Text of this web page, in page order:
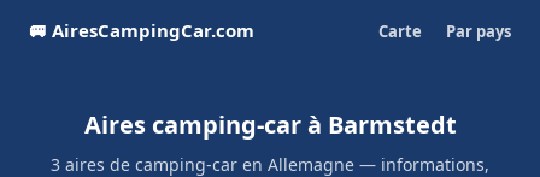
🚐 AiresCampingCar.com Carte Par pays
Aires camping-car à Barmstedt
3 aires de camping-car en Allemagne — informations,